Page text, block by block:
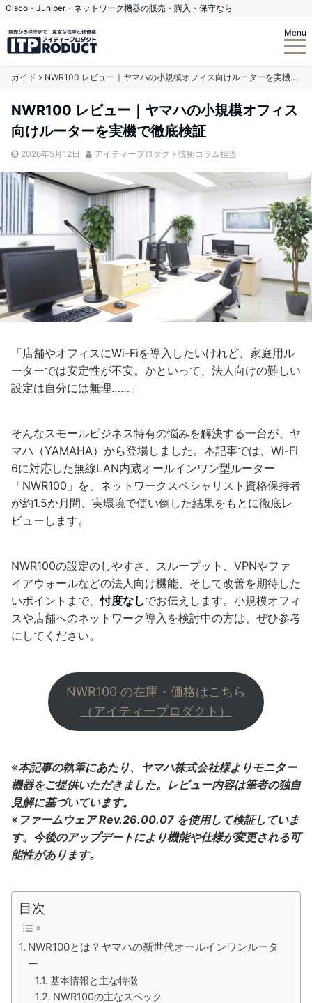
Cisco・Juniper・ネットワーク機器の販売・購入・保守なら
Menu
ガイド NWR100 レビュー｜ヤマハの小規模オフィス向けルーターを実機で徹底検証
NWR100 レビュー｜ヤマハの小規模オフィス
向けルーターを実機で徹底検証
2026年5月12日 アイティープロダクト技術コラム担当
「店舗やオフィスにWi-Fiを導入したいけれど、家庭用ル
ーターでは安定性が不安。かといって、法人向けの難しい
設定は自分には無理……」
そんなスモールビジネス特有の悩みを解決する一台が、ヤ
マハ（YAMAHA）から登場しました。本記事では、Wi-Fi
6に対応した無線LAN内蔵オールインワン型ルーター
「NWR100」を、ネットワークスペシャリスト資格保持者
が約1.5か月間、実環境で使い倒した結果をもとに徹底レ
ビューします。
NWR100の設定のしやすさ、スループット、VPNやファ
イアウォールなどの法人向け機能、そして改善を期待した
いポイントまで、忖度なしでお伝えします。小規模オフィ
スや店舗へのネットワーク導入を検討中の方は、ぜひ参考
にしてください。
NWR100 の在庫・価格はこちら
（アイティープロダクト）
※本記事の執筆にあたり、ヤマハ株式会社様よりモニター
機器をご提供いただきました。レビュー内容は筆者の独自
見解に基づいています。
※ ファームウェア Rev.26.00.07 を使用して検証していま
す。今後のアップデートにより機能や仕様が変更される可
能性があります。
目次
NWR100とは？ヤマハの新世代オールインワンルータ
ー
基本情報と主な特徴
NWR100の主なスペック